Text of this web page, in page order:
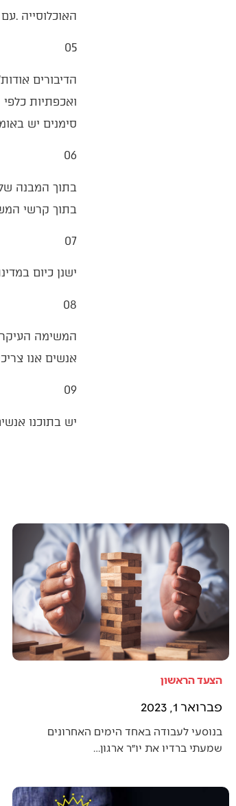
‬האוכלוסייה‭. ‬עם‭ ‬ישראל‭ ‬אוהב‭ ‬לקטר‭ ‬אבל‭ ‬גם‭ ‬יודע‭ ‬לתרום‭ ‬מכל‭ ‬הלב‭.‬
05‭ ‬
‬סימנים‭ ‬יש‭ ‬באומה‭ ‬זו‭: ‬רחמנים‭, ‬ביישנים‭ ‬וגומלי‭ ‬חסדים‮"‬‭.‬
06‭ ‬
‬בתוך‭ ‬קרשי‭ ‬המשכן‭ ‬העומדים‭, ‬ו"הבריח‭ ‬אותם‭ ‬מן‭ ‬הקצה‭ ‬אל‭ ‬הקצה‮"‬‭. ‬אלה‭ ‬הן‭ ‬הדמויות‭ ‬שתפקידן‭ ‬להיות‭ ‬עמוד‭ ‬תווך‭ ‬לסובבים‭ ‬אותם‭.‬
07‭ ‬
ישנן‭ ‬כיום‭ ‬במדינת‭ ‬ישראל‭ ‬דמויות‭ ‬שמחוברות‭ ‬גם‭ ‬לתורה‭, ‬גם‭ ‬לצבא‭, ‬גם‭ ‬להתיישבות‭, ‬גם‭ ‬לכלכלה‭ ‬וגם‭ ‬לתרומת‭ ‬כליה‭. ‬מדהים‭.‬
08‭ ‬
‬אנשים‭ ‬אנו‭ ‬צריכים‭ ‬את‭ ‬לעודד‭ ‬את‭ ‬תרבות‭ ‬הפיימינג‭ (‬מלשון‭ ‬‮"‬פיים‮"‬‭ ‬‮–‬‭ ‬תהילה‭ ‬באנגלית‭).‬
09‭ ‬
יש‭ ‬בתוכנו‭ ‬אנשים‭ ‬בעלי‭ ‬מידות‭ ‬תרומיות‭, ‬שחלק‭ ‬ממידותיהם‭ ‬התרומיות‭ ‬הן‭ ‬שהם‭ ‬נחבאים‭ ‬אל‭ ‬הכלים‭. ‬בואו‭ ‬נעשה‭ ‬להם‭ ‬פיימינג‭. ‬
הצעד הראשון
פברואר 1, 2023
בנוסעי לעבודה באחד הימים האחרונים
שמעתי ברדיו את יו״ר ארגון…